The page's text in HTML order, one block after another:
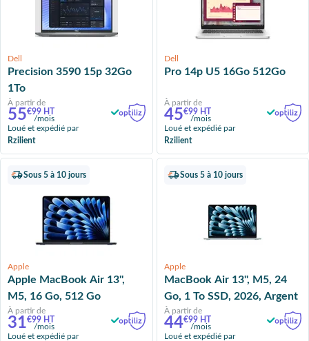
Dell
Precision 3590 15p 32Go
1To
À partir de
55€99 HT
/mois
Loué et expédié par
Rzilient
Dell
Pro 14p U5 16Go 512Go
À partir de
45€99 HT
/mois
Loué et expédié par
Rzilient
Sous 5 à 10 jours
Apple
Apple MacBook Air 13'',
M5, 16 Go, 512 Go
À partir de
31€99 HT
/mois
Loué et expédié par
Sous 5 à 10 jours
Apple
MacBook Air 13'', M5, 24
Go, 1 To SSD, 2026, Argent
À partir de
44€99 HT
/mois
Loué et expédié par